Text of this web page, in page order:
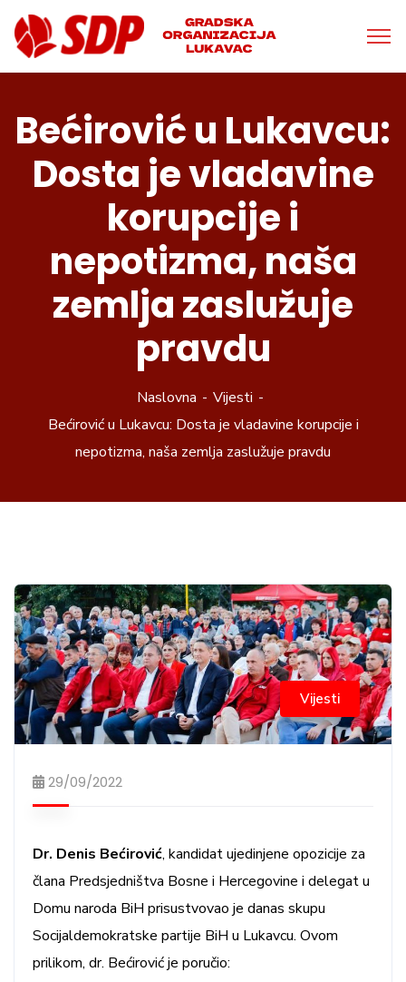
Bećirović u Lukavcu:
Dosta je vladavine
korupcije i
nepotizma, naša
zemlja zaslužuje
pravdu
Naslovna
Vijesti
Bećirović u Lukavcu: Dosta je vladavine korupcije i
nepotizma, naša zemlja zaslužuje pravdu
Vijesti
29/09/2022
Dr. Denis Bećirović, kandidat ujedinjene opozicije za
člana Predsjedništva Bosne i Hercegovine i delegat u
Domu naroda BiH prisustvovao je danas skupu
Socijaldemokratske partije BiH u Lukavcu. Ovom
prilikom, dr. Bećirović je poručio: